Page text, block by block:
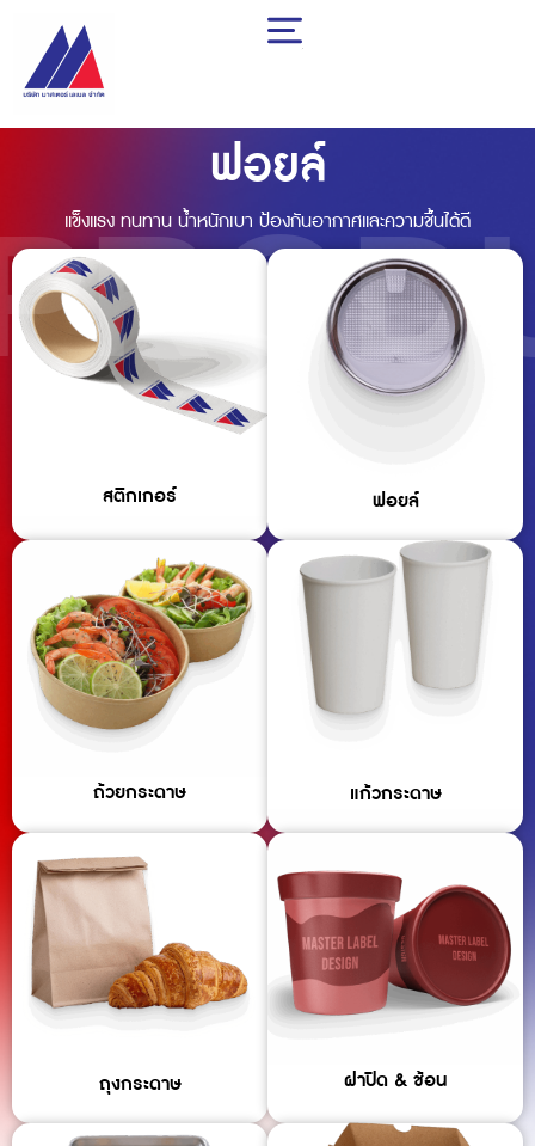
content
ฟอยล์
แข็งแรง ทนทาน น้ำหนักเบา ป้องกันอากาศและความชื้นได้ดี
สติกเกอร์ ฟอยล์
ถ้วยกระดาษ แก้วกระดาษ
ถุงกระดาษ ฝาปิด & ช้อน